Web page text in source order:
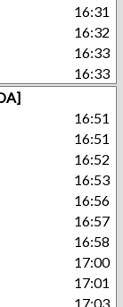
16:31
16:32
16:33
16:33
16:51
16:51
16:52
16:53
16:56
16:57
16:58
17:00
17:01
17:03